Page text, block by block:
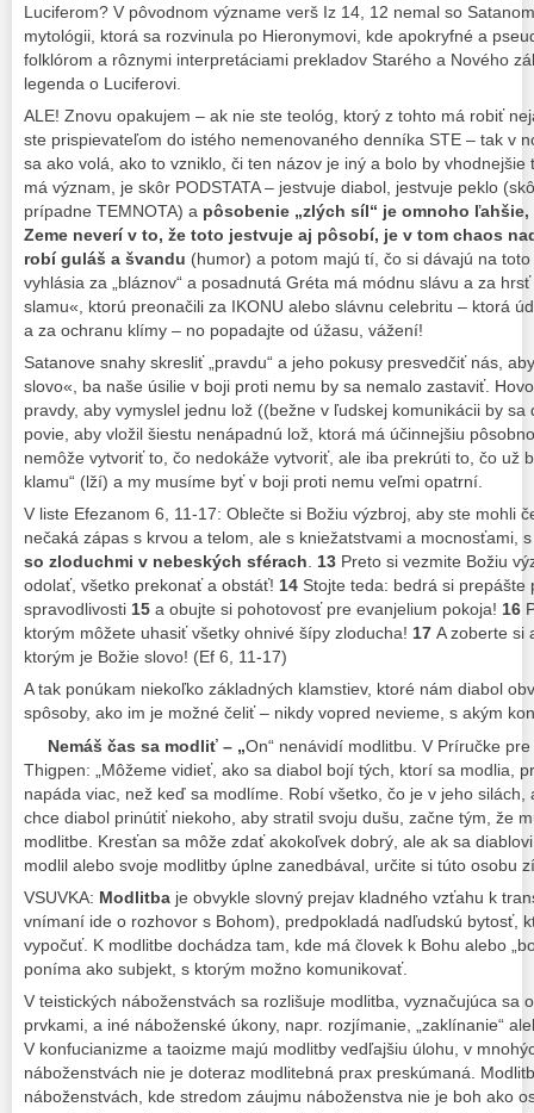
Luciferom? V pôvodnom význame verš Iz 14, 12 nemal so
mytológii, ktorá sa rozvinula po Hieronymovi, kde apokryfné a
folklórom a rôznymi interpretáciami prekladov Starého a Nového
legenda o Luciferovi.
ALE! Znovu opakujem – ak nie ste teológ, ktorý z tohto má robiť
ste prispievateľom do istého nemenovaného denníka STE – tak v
sa ako volá, ako to vzniklo, či ten názov je iný a bolo by
má význam, je skôr PODSTATA – jestvuje diabol, jestvuje peklo
prípadne TEMNOTA) a pôsobenie „zlých síl“ je omnoho
Zeme neverí v to, že toto jestvuje aj pôsobí, je v tom chaos
robí guláš a švandu (humor) a potom majú tí, čo si dávajú na
vyhlásia za „bláznov“ a posadnutá Gréta má módnu slávu a za
slamu«, ktorú preonačili za IKONU alebo slávnu celebritu – ktorá
a za ochranu klímy – no popadajte od úžasu, vážení!
Satanove snahy skresliť „pravdu“ a jeho pokusy presvedčiť nás,
slovo«, ba naše úsilie v boji proti nemu by sa nemalo zastaviť.
pravdy, aby vymyslel jednu lož ((bežne v ľudskej komunikácii by
povie, aby vložil šiestu nenápadnú lož, ktorá má účinnejšiu
nemôže vytvoriť to, čo nedokáže vytvoriť, ale iba prekrúti to, čo už
klamu“ (lží) a my musíme byť v boji proti nemu veľmi opatrní.
V liste Efezanom 6, 11-17: Oblečte si Božiu výzbroj, aby ste mohli
nečaká zápas s krvou a telom, ale s kniežatstvami a mocnosťami,
so zloduchmi v nebeských sférach. 13 Preto si vezmite Božiu
odolať, všetko prekonať a obstáť! 14 Stojte teda: bedrá si
spravodlivosti 15 a obujte si pohotovosť pre evanjelium pokoja! 16
ktorým môžete uhasiť všetky ohnivé šípy zloducha! 17 A zoberte si
ktorým je Božie slovo! (Ef 6, 11-17)
A tak ponúkam niekoľko základných klamstiev, ktoré nám diabol
spôsoby, ako im je možné čeliť – nikdy vopred nevieme, s akým
Nemáš čas sa modliť – „On“ nenávidí modlitbu. V Príručke
Thigpen: „Môžeme vidieť, ako sa diabol bojí tých, ktorí sa modlia,
napáda viac, než keď sa modlíme. Robí všetko, čo je v jeho
chce diabol prinútiť niekoho, aby stratil svoju dušu, začne tým, že
modlitbe. Kresťan sa môže zdať akokoľvek dobrý, ale ak sa
modlil alebo svoje modlitby úplne zanedbával, určite si túto osobu
VSUVKA: Modlitba je obvykle slovný prejav kladného vzťahu k
vnímaní ide o rozhovor s Bohom), predpokladá nadľudskú bytosť,
vypočuť. K modlitbe dochádza tam, kde má človek k Bohu alebo
poníma ako subjekt, s ktorým možno komunikovať.
V teistických náboženstvách sa rozlišuje modlitba, vyznačujúca sa
prvkami, a iné náboženské úkony, napr. rozjímanie, „zaklínanie“
V konfucianizme a taoizme majú modlitby vedľajšiu úlohu, v
náboženstvách nie je doteraz modlitebná prax preskúmaná.
náboženstvách, kde stredom záujmu náboženstva nie je boh ako